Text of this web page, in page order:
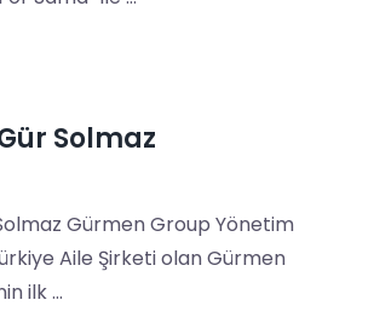
Solmaz
Gürmen Group Yönetim
Aile Şirketi olan Gürmen
ilk ...